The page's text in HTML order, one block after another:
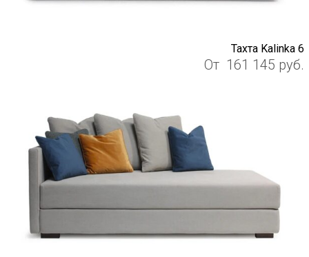
Тахта Kalinka 6
От 161 145 руб.